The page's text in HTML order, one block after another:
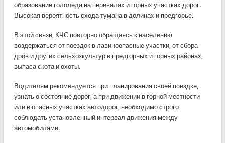
образование гололеда на перевалах и горных участках дорог.
Высокая вероятность схода тумана в долинах и предгорье.
В этой связи, КЧС повторно обращаясь к населению
воздержаться от поездок в лавиноопасные участки, от сбора
дров и других сельхозкультур в предгорных и горных районах,
выпаса скота и охоты.
Водителям рекомендуется при планирования своей поездке,
узнать о состояние дорог, а при движении в горной местности
или в опасных участках автодорог, необходимо строго
соблюдать установленный интервал движения между
автомобилями.